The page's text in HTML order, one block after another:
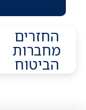
החזרים
מחברות
הביטוח